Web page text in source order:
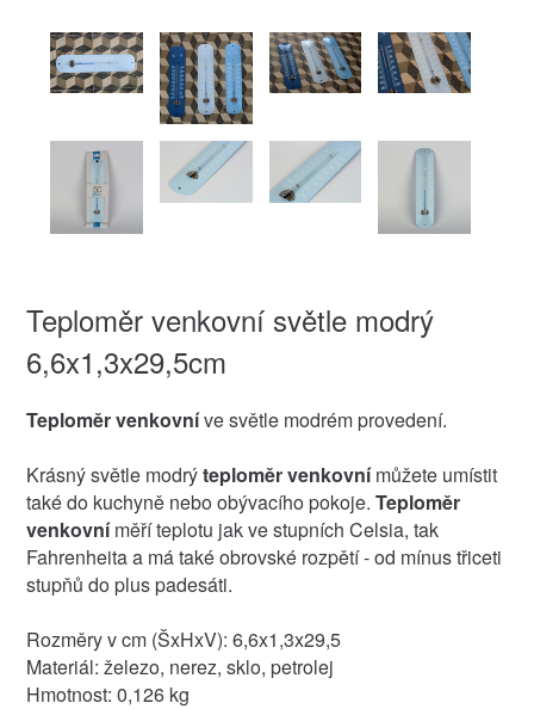
Teploměr venkovní světle modrý
6,6x1,3x29,5cm
Teploměr venkovníve světle modrém provedení.
Krásný světle modrýteploměr venkovnímůžete umístit
také do kuchyně nebo obývacího pokoje. Teploměr
venkovníměří teplotu jak ve stupních Celsia, tak
Fahrenheita a má také obrovské rozpětí - od mínus třiceti
stupňů do plus padesáti.
Rozměry v cm (ŠxHxV): 6,6x1,3x29,5
Materiál: železo, nerez, sklo, petrolej
Hmotnost: 0,126 kg